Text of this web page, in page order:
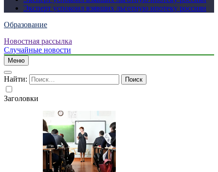
Эксперт успокоил взявших льготную ипотеку россиян
Образование
Новостная рассылка
Случайные новости
Меню
Найти:
Заголовки